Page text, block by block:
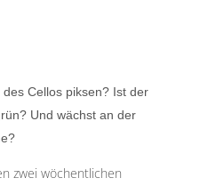
Cellos piksen? Ist der
Und wächst an der
zwei wöchentlichen